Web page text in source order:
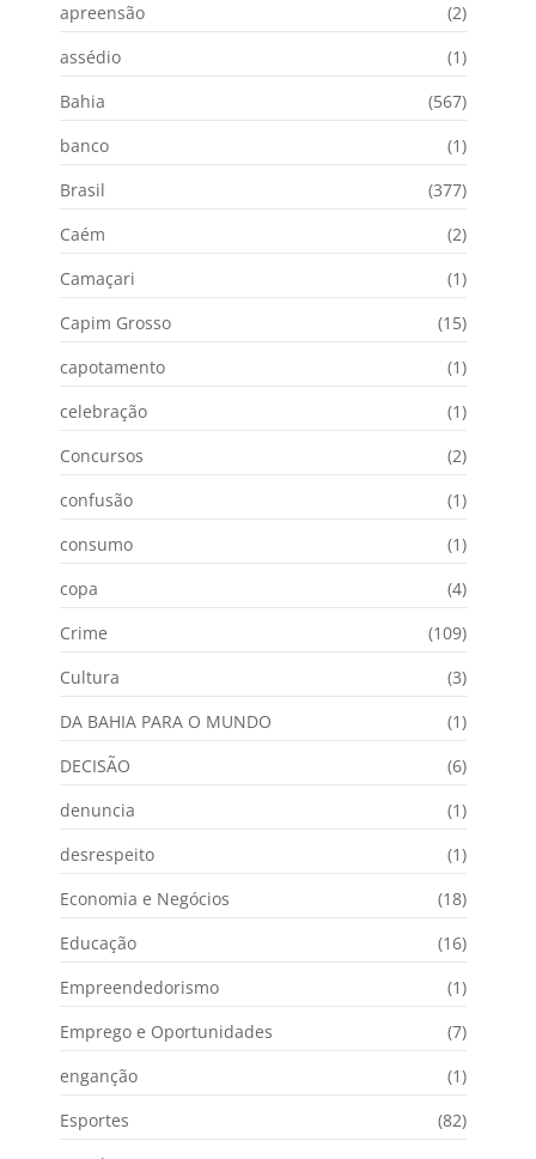
apreensão
(2)
assédio
(1)
Bahia
(567)
banco
(1)
Brasil
(377)
Caém
(2)
Camaçari
(1)
Capim Grosso
(15)
capotamento
(1)
celebração
(1)
Concursos
(2)
confusão
(1)
consumo
(1)
copa
(4)
Crime
(109)
Cultura
(3)
DA BAHIA PARA O MUNDO
(1)
DECISÃO
(6)
denuncia
(1)
desrespeito
(1)
Economia e Negócios
(18)
Educação
(16)
Empreendedorismo
(1)
Emprego e Oportunidades
(7)
enganção
(1)
Esportes
(82)